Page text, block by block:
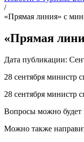
/
«Прямая линия» с
«Прямая
Дата публикации:
28 сентября министр
28 сентября министр
Вопросы можно будет
Можно также